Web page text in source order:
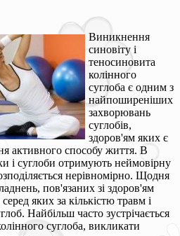
Виникнення
синовіту і
теносиновита
колінного
суглоба є одним з
найпоширеніших
захворювань
суглобів,
здоров'ям яких є
активного способу життя. В
і суглоби отримують неймовірну
нерівномірно. Щодня
пов'язаних зі здоров'ям
яких за кількістю травм і
Найбільш часто зустрічається
суглоба, викликати